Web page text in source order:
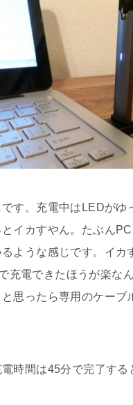
す。充電中はLEDがゆ
イカすやん。たぶん
ような感じです。イカ
充電できたほうが楽な
思ったら専用のケーブ
時間は45分で完了する